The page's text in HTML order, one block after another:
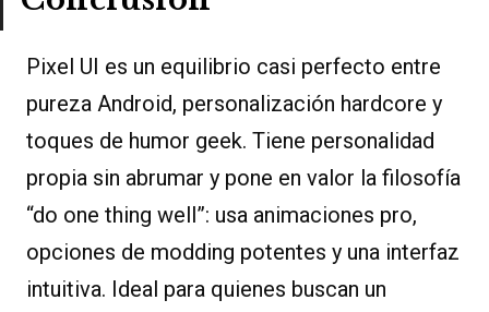
Pixel UI es un equilibrio casi perfecto entre
pureza Android, personalización hardcore y
toques de humor geek. Tiene personalidad
propia sin abrumar y pone en valor la filosofía
“do one thing well”: usa animaciones pro,
opciones de modding potentes y una interfaz
intuitiva. Ideal para quienes buscan un